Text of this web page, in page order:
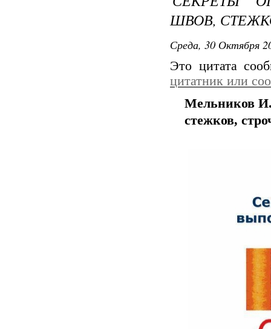
ШВОВ,
Среда, 30 Октября
Это цитата
цитатник или
Мельников
стежков,